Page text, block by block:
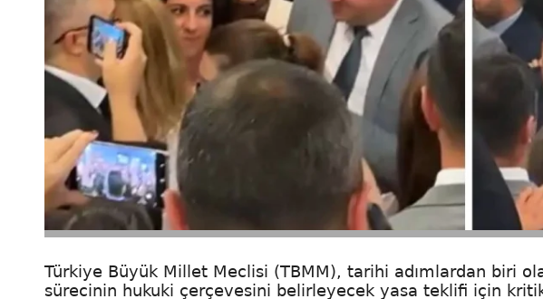
Türkiye Büyük Millet Meclisi (TBMM), tarihi adımlardan biri
sürecinin hukuki çerçevesini belirleyecek yasa teklifi için